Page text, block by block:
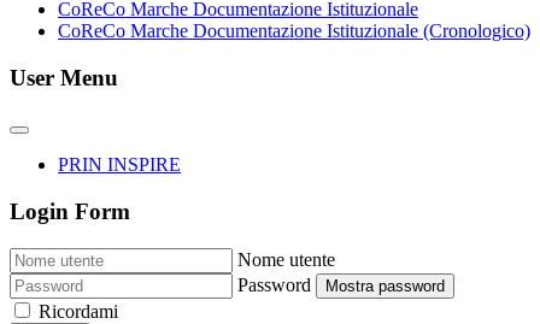
CoReCo Marche Documentazione Istituzionale
CoReCo Marche Documentazione Istituzionale (Cronologico)
User Menu
PRIN INSPIRE
Login Form
Nome utente
Password
Mostra password
Ricordami